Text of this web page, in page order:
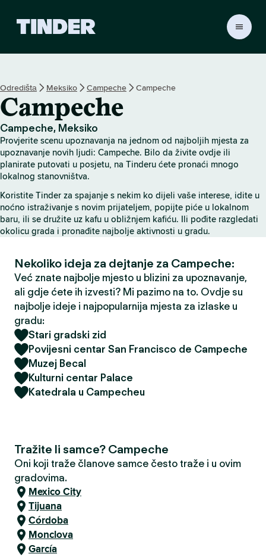
r
H
o
e
Odredištа Meksiko Campeche Campeche
Campeche
Campeche, Meksiko
Provjerite scenu upoznavanja na jednom od najboljih mjesta za
upoznavanje novih ljudi: Campeche. Bilo da živite ovdje ili
planirate putovati u posjetu, na Tinderu ćete pronaći mnogo
lokalnog stanovništva.
Koristite Tinder za spajanje s nekim ko dijeli vaše interese, idite u
noćno istraživanje s novim prijateljem, popijte piće u lokalnom
baru, ili se družite uz kafu u obližnjem kafiću. Ili pođite razgledati
okolicu grada i pronađite najbolje aktivnosti u gradu.
Nekoliko ideja za dejtanje za Campeche:
Već znate najbolje mjesto u blizini za upoznavanje,
ali gdje ćete ih izvesti? Mi pazimo na to. Ovdje su
najbolje ideje i najpopularnija mjesta za izlaske u
gradu:
Stari gradski zid
Povijesni centar San Francisco de Campeche
Muzej Becal
Kulturni centar Palace
Katedrala u Campecheu
Tražite li samce? Campeche
Oni koji traže članove samce često traže i u ovim
gradovima.
Mexico City
Tijuana
Córdoba
Monclova
García